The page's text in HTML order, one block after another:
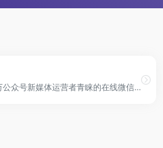
壹伴微信编辑器插件-50万公众号新媒体运营者青睐的在线微信编辑工具、拥有万千公众号模板,公众号素材样式、具备公众号排版,多公众号管理,数据分析,定时群发等功能